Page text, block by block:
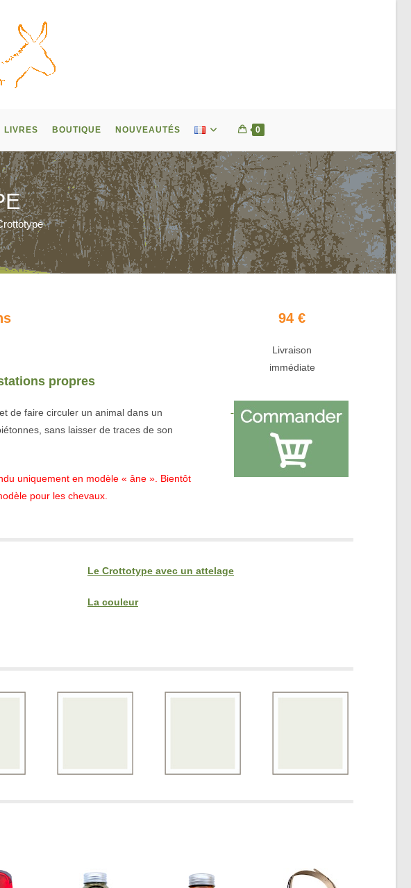
LIVRES BOUTIQUE NOUVEAUTÉS 0
propres
de faire circuler un animal dans un
sans laisser de traces de son
uniquement en modèle « âne ». Bientôt
pour les chevaux.
94 €
Livraison
immédiate
Le Crottotype avec un attelage
La couleur